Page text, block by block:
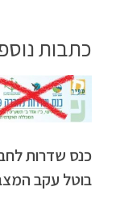
כתבות
כנס שדרות
בוטל עקב